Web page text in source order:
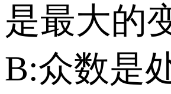
是最大的
B:众数是